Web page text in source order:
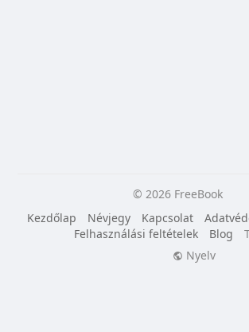
© 2026 FreeBook
Kezdőlap
Névjegy Kapcsolat
Felhasználási feltételek
Blog
Nyelv